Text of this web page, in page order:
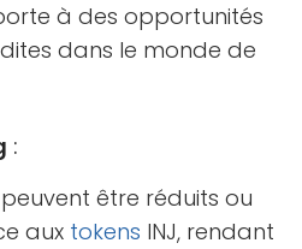
à des opportunités
dans le monde de
:
être réduits ou
aux tokens INJ, rendant